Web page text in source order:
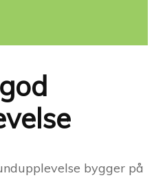
bygger på